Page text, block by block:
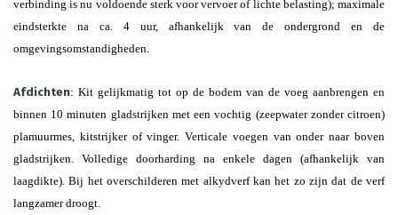
verbinding is nu voldoende sterk voor vervoer of lichte belasting); maximale
eindsterkte na ca. 4 uur, afhankelijk van de ondergrond en de
omgevingsomstandigheden.
Afdichten: Kit gelijkmatig tot op de bodem van de voeg aanbrengen en
binnen 10 minuten gladstrijken met een vochtig (zeepwater zonder citroen)
plamuurmes, kitstrijker of vinger. Verticale voegen van onder naar boven
gladstrijken. Volledige doorharding na enkele dagen (afhankelijk van
laagdikte). Bij het overschilderen met alkydverf kan het zo zijn dat de verf
langzamer droogt.